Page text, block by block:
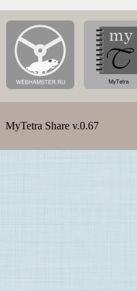
MyTetra Share v.0.67